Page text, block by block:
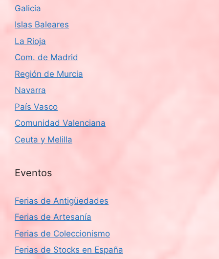
Galicia
Islas Baleares
La Rioja
Com. de Madrid
Región de Murcia
Navarra
País Vasco
Comunidad Valenciana
Ceuta y Melilla
Eventos
Ferias de Antigüedades
Ferias de Artesanía
Ferias de Coleccionismo
Ferias de Stocks en España